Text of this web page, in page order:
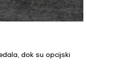
dok su opcijski